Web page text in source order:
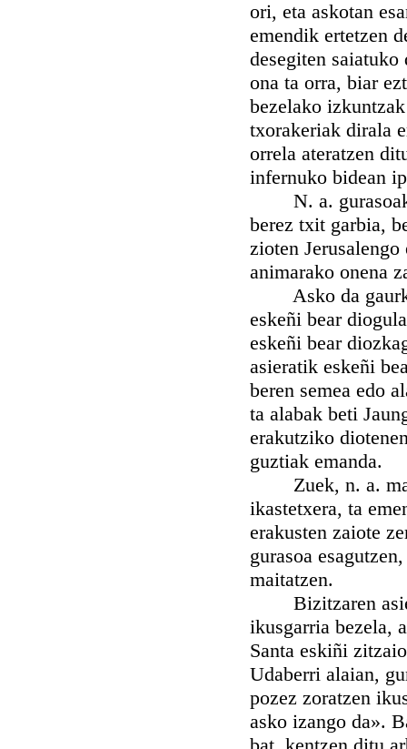
ori, eta askotan
emendik ertetzen
desegiten
ona ta orra, biar
bezelako
txorakeriak dirala
orrela ateratzen
infernuko bidean
N. a. gurasoak:
berez txit garbia,
zioten
animarako onena
Asko da
eskeñi bear
eskeñi bear
asieratik eskeñi
beren semea edo
ta alabak beti
erakutziko
guztiak emanda.
Zuek, n. a.
ikastetxera, ta
erakusten zaiote
gurasoa
maitatzen.
Bizitzaren
ikusgarria bezela,
Santa eskiñi
Udaberri alaian,
pozez zoratzen
asko izango da».